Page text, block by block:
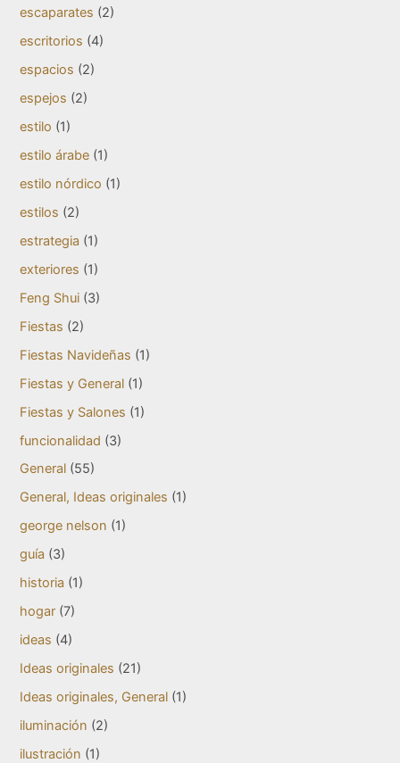
escaparates (2)
escritorios (4)
espacios (2)
espejos (2)
estilo (1)
estilo árabe (1)
estilo nórdico (1)
estilos (2)
estrategia (1)
exteriores (1)
Feng Shui (3)
Fiestas (2)
Fiestas Navideñas (1)
Fiestas y General (1)
Fiestas y Salones (1)
funcionalidad (3)
General (55)
General, Ideas originales (1)
george nelson (1)
guía (3)
historia (1)
hogar (7)
ideas (4)
Ideas originales (21)
Ideas originales, General (1)
iluminación (2)
ilustración (1)